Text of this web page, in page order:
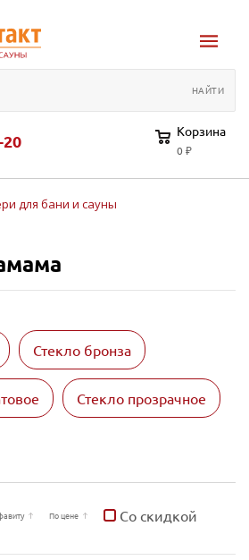
20 Корзина
0 ₽
для бани и сауны
Стекло бронза
Стекло прозрачное
По цене Со скидкой